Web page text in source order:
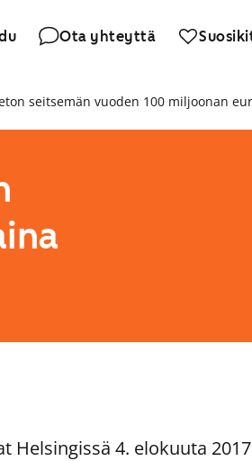
Ota yhteyttä
seitsemän vuoden 100 miljoonan
Helsingissä 4. elokuuta 2017